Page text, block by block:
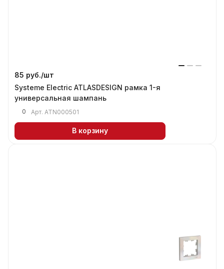
85 руб./шт
Systeme Electric ATLASDESIGN рамка 1-я
универсальная шампань
0 Арт. ATN000501
В корзину